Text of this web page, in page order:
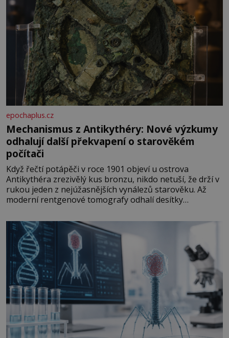
epochaplus.cz
Mechanismus z Antikythéry: Nové výzkumy
odhalují další překvapení o starověkém
počítači
Když řečtí potápěči v roce 1901 objeví u ostrova
Antikythéra zrezivělý kus bronzu, nikdo netuší, že drží v
rukou jeden z nejúžasnějších vynálezů starověku. Až
moderní rentgenové tomografy odhalí desítky
Antikythéry je dnes považován za nejstarší známý
analogový počítač na světě. Přesto ani po více než sto
letech výzkumu